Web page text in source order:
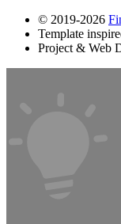
© 2019-2026
Template
Project & Web